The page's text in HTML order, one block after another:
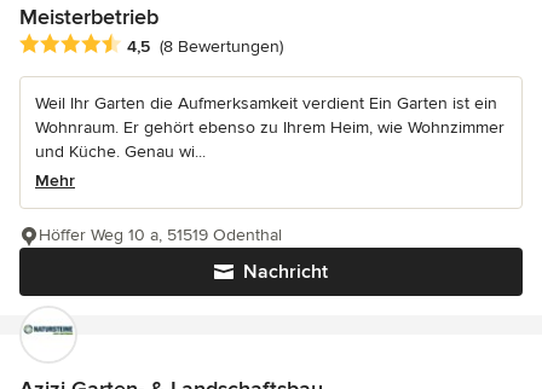
Meisterbetrieb
Durchschnittliche Bewertung: 4.5 von 5 Sternen
4,5 (8 Bewertungen)
Weil Ihr Garten die Aufmerksamkeit verdient Ein Garten ist ein
Wohnraum. Er gehört ebenso zu Ihrem Heim, wie Wohnzimmer
und Küche. Genau wi...
Mehr
Nachricht
Höffer Weg 10 a, 51519 Odenthal